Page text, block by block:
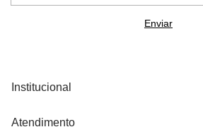
Institucional
Atendimento